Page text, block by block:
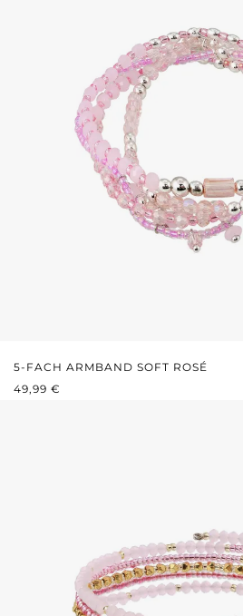
5-FACH ARMBAND SOFT ROSÉ
REGULÄRER PREIS:
49,99 €